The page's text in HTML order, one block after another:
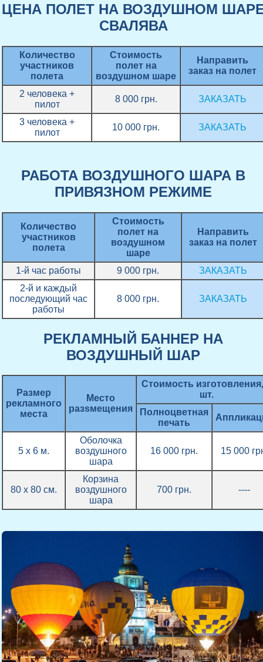
ЦЕНА ПОЛЕТ НА ВОЗДУШНОМ
СВАЛЯВА
Количество
участников
полета
Стоимость
полет на
воздушном шаре
Направить
заказ на полет
2 человека +
пилот
8 000 грн. ЗАКАЗАТЬ
3 человека +
пилот
10 000 грн. ЗАКАЗАТЬ
РАБОТА ВОЗДУШНОГО ШАРА В
ПРИВЯЗНОМ РЕЖИМЕ
Количество
участников
полета
Стоимость
полет на
воздушном
шаре
Направить
заказ на полет
1-й час работы 9 000 грн.
ЗАКАЗАТЬ
2-й и каждый
последующий час
работы
8 000 грн. ЗАКАЗАТЬ
РЕКЛАМНЫЙ БАННЕР НА
ВОЗДУШНЫЙ ШАР
Размер
рекламного
места
Место
разsмещения
Стоимость
шт.
Полноцветная
печать
5 х 6 м.
Оболочка
воздушного
шара
16 000 грн. 15 000
80 х 80 см.
Корзина
воздушного
шара
700 грн. ----